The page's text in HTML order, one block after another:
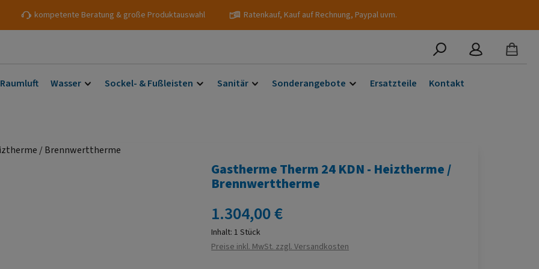
kompetente Beratung & große Produktauswahl Ratenkauf, Kauf auf Rechnung, Paypal uvm.
Wasser Sockel- & Fußleisten Sanitär Sonderangebote Ersatzteile Kontakt
Gastherme Therm 24 KDN - Heiztherme /
Brennwerttherme
Regulärer Preis:
1.304,00 €
Inhalt:1 Stück
Preise inkl. MwSt. zzgl. Versandkosten